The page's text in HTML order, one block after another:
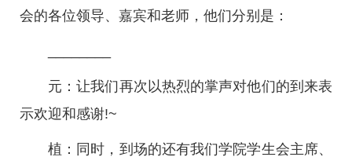
会的各位领导、嘉宾和老师，他们分别是：
元：让我们再次以热烈的掌声对他们的到来表
示欢迎和感谢!~
植：同时，到场的还有我们学院学生会主席、